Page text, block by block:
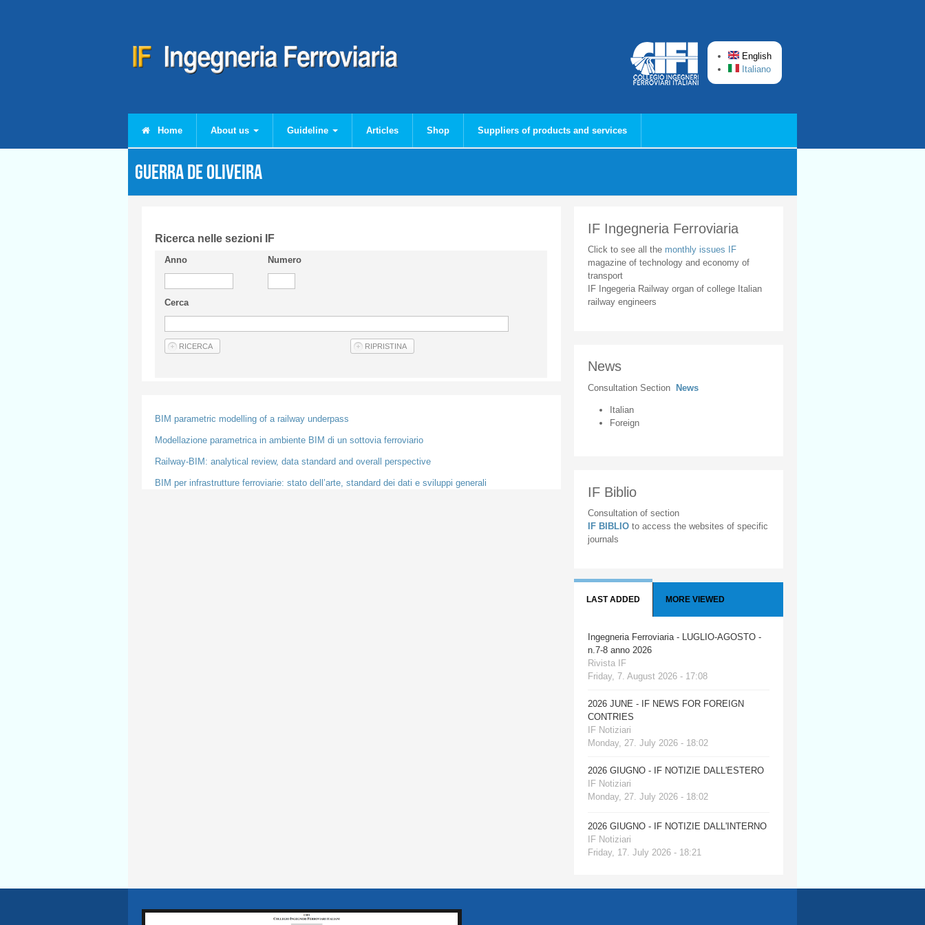
English
Italiano
Home About us Guideline Articles Shop Suppliers of products and services
GUERRA DE OLIVEIRA
Ricerca nelle sezioni IF
Anno Numero
Cerca
BIM parametric modelling of a railway underpass
Modellazione parametrica in ambiente BIM di un sottovia ferroviario
Railway-BIM: analytical review, data standard and overall perspective
BIM per infrastrutture ferroviarie: stato dell’arte, standard dei dati e sviluppi generali
IF Ingegneria Ferroviaria
Click to see all the monthly issues IF
magazine of technology and economy of
transport
IF Ingegeria Railway organ of college Italian
railway engineers
News
Consultation Section News
Italian
Foreign
IF Biblio
Consultation of section
IF BIBLIO to access the websites of specific
journals
LAST ADDED MORE VIEWED
Ingegneria Ferroviaria - LUGLIO-AGOSTO -
n.7-8 anno 2026
Rivista IF
Friday, 7. August 2026 - 17:08
2026 JUNE - IF NEWS FOR FOREIGN
CONTRIES
IF Notiziari
Monday, 27. July 2026 - 18:02
2026 GIUGNO - IF NOTIZIE DALL'ESTERO
IF Notiziari
Monday, 27. July 2026 - 18:02
2026 GIUGNO - IF NOTIZIE DALL'INTERNO
IF Notiziari
Friday, 17. July 2026 - 18:21